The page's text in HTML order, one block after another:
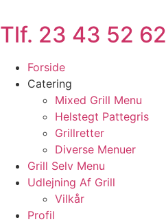
til
indhold
Tlf. 23 43 52 62
Forside
Catering
Mixed Grill Menu
Helstegt Pattegris
Grillretter
Diverse Menuer
Grill Selv Menu
Udlejning Af Grill
Vilkår
Profil